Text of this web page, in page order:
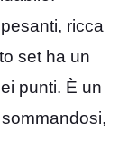
ricca
set ha un
punti. È un